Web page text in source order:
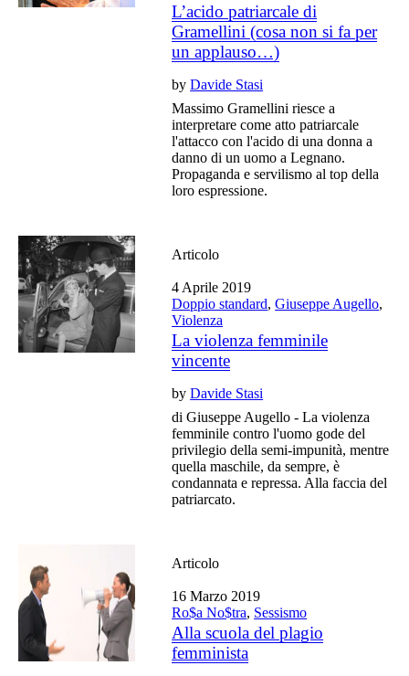
L’acido patriarcale di
Gramellini (cosa non si fa per
un applauso…)
byDavide Stasi
Massimo Gramellini riesce a
interpretare come atto patriarcale
l'attacco con l'acido di una donna a
danno di un uomo a Legnano.
Propaganda e servilismo al top della
loro espressione.
Articolo
4 Aprile 2019
Doppio standard,Giuseppe Augello,
Violenza
La violenza femminile
vincente
byDavide Stasi
di Giuseppe Augello - La violenza
femminile contro l'uomo gode del
privilegio della semi-impunità, mentre
quella maschile, da sempre, è
condannata e repressa. Alla faccia del
patriarcato.
Articolo
16 Marzo 2019
Ro$a No$tra, Sessismo
Alla scuola del plagio
femminista